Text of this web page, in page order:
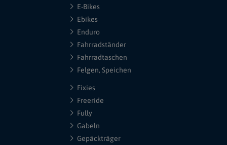
E-Bikes
Ebikes
Enduro
Fahrradständer
Fahrradtaschen
Felgen, Speichen
Fixies
Freeride
Fully
Gabeln
Gepäckträger